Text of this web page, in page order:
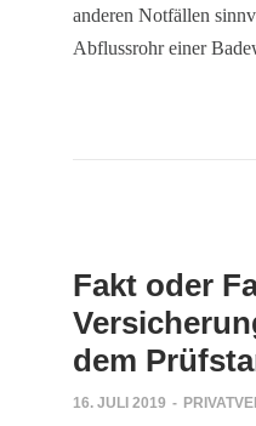
anderen Notfällen
Abflussrohr einer
Fakt oder
dem
16. JULI 2019 -